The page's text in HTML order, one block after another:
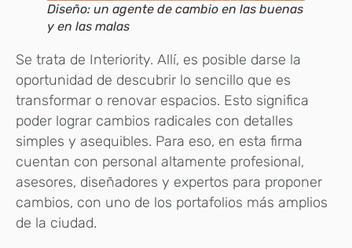
Diseño: un agente de cambio en las buenas
y en las malas
Se trata de Interiority. Allí, es posible darse la
oportunidad de descubrir lo sencillo que es
transformar o renovar espacios. Esto significa
poder lograr cambios radicales con detalles
simples y asequibles. Para eso, en esta firma
cuentan con personal altamente profesional,
asesores, diseñadores y expertos para proponer
cambios, con uno de los portafolios más amplios
de la ciudad.